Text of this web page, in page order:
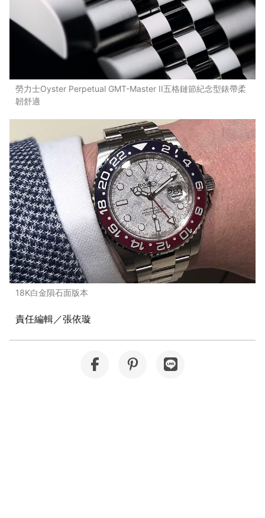
勞力士Oyster Perpetual GMT-Master II五格鏈節紀念型錶帶柔
韌舒適
18K白金隕石面版本
責任編輯／張依璇